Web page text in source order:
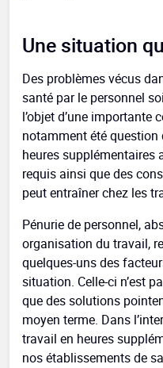
Une situation
Des problèmes vécus
santé par le personnel
l’objet d’une importante
notamment été
heures supplémentaires
requis ainsi que des
peut entraîner chez les
Pénurie de personnel,
organisation du travail,
quelques-uns des
situation. Celle-ci n’est
que des solutions
moyen terme. Dans
travail en heures
nos établissements de